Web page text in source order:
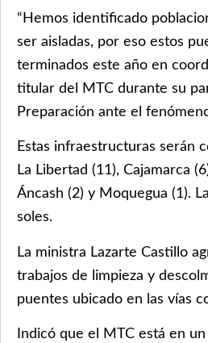
“Hemos identificado
ser aisladas, por eso estos
terminados este año en
titular del MTC durante su
Preparación ante el
Estas infraestructuras serán
La Libertad (11), Cajamarca
Áncash (2) y Moquegua (1).
soles.
La ministra Lazarte Castillo
trabajos de limpieza y
puentes ubicado en las vías
Indicó que el MTC está en